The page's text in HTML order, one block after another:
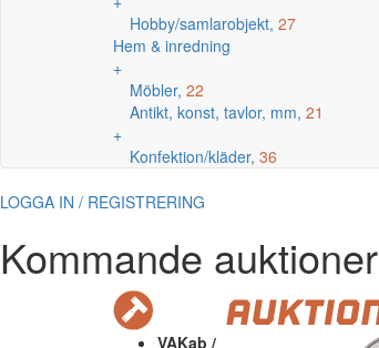
Hobby/samlarobjekt, 27
Hem & inredning
+
Möbler, 22
Antikt, konst, tavlor, mm, 21
+
Konfektion/kläder, 36
LOGGA IN / REGISTRERING
Kommande auktioner
VAKab /